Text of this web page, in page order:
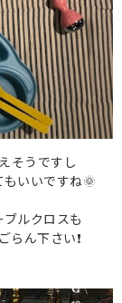
そうですし
いいですね🌞
ルクロスも
らん下さい❗️